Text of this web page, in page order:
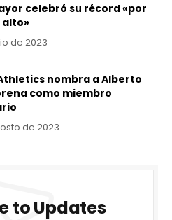
celebró su récord «por
alto»
de 2023
nombra a Alberto
como miembro
de 2023
to Updates